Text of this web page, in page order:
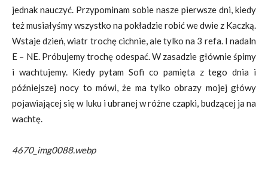
jednak nauczyć. Przypominam sobie nasze pierwsze dni, kiedy
też musiałyśmy wszystko na pokładzie robić we dwie z Kaczką.
Wstaje dzień, wiatr trochę cichnie, ale tylko na 3 refa. I nadaln
E – NE. Próbujemy trochę odespać. W zasadzie głównie śpimy
i wachtujemy. Kiedy pytam Sofi co pamięta z tego dnia i
późniejszej nocy to mówi, że ma tylko obrazy mojej główy
pojawiającej się w luku i ubranej w różne czapki, budzącej ja na
wachtę.
4670_img0088.webp